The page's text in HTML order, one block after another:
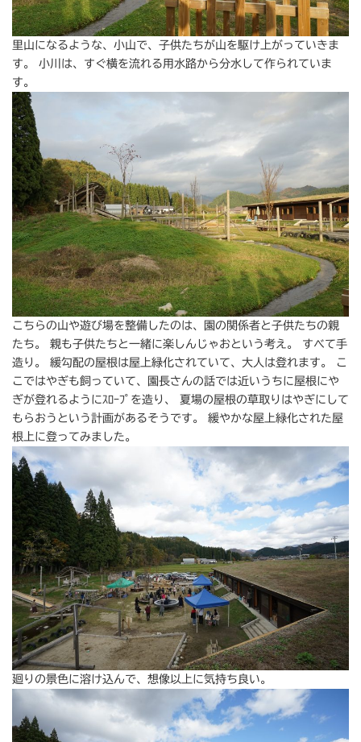
里山になるような、小山で、子供たちが山を駆け上がっていきま
す。 小川は、すぐ横を流れる用水路から分水して作られていま
す。
こちらの山や遊び場を整備したのは、園の関係者と子供たちの親
たち。 親も子供たちと一緒に楽しんじゃおという考え。 すべて手
造り。 緩勾配の屋根は屋上緑化されていて、大人は登れます。 こ
こではやぎも飼っていて、園長さんの話では近いうちに屋根にや
ぎが登れるようにｽﾛｰﾌﾟを造り、 夏場の屋根の草取りはやぎにして
もらおうという計画があるそうです。 緩やかな屋上緑化された屋
根上に登ってみました。
廻りの景色に溶け込んで、想像以上に気持ち良い。